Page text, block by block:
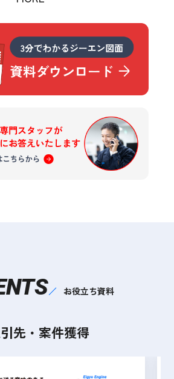
お役立ち資料
先・案件獲得